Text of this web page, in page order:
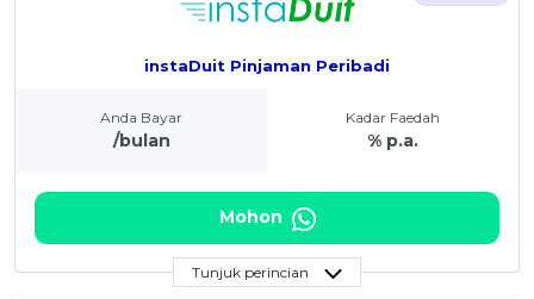
instaDuit Pinjaman Peribadi
Anda Bayar
/bulan
Kadar Faedah
% p.a.
Mohon
Tunjuk perincian